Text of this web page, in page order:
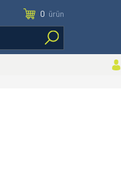
0 ürün